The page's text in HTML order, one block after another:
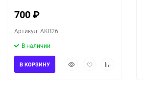
700₽
Артикул: AKB26
В наличии
БыстрыйДобавитьДобавить
В КОРЗИНУ